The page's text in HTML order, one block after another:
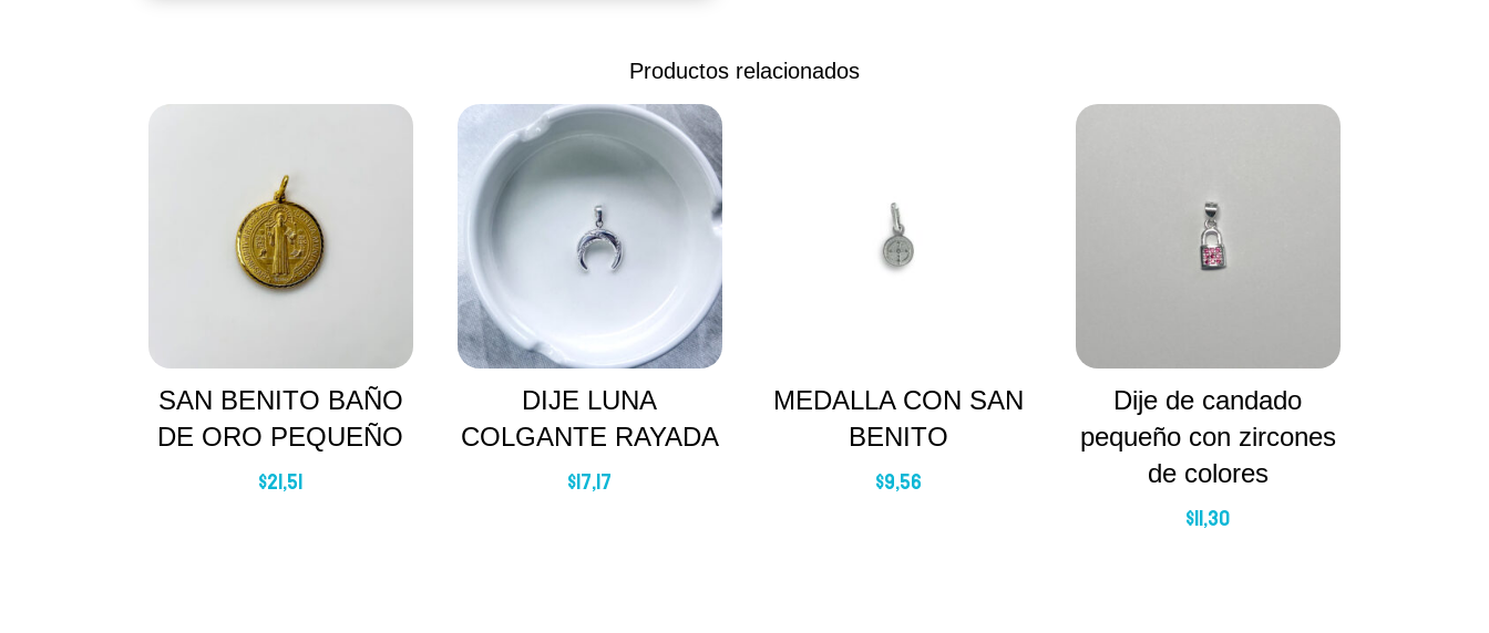
Productos relacionados
SAN BENITO BAÑO
DE ORO PEQUEÑO
$21,51
DIJE LUNA
COLGANTE RAYADA
$17,17
MEDALLA CON SAN
BENITO
$9,56
Dije de candado
pequeño con zircones
de colores
$11,30